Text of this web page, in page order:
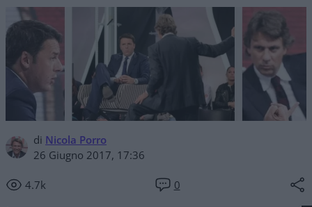
di Nicola Porro
26 Giugno 2017, 17:36
4.7k 0